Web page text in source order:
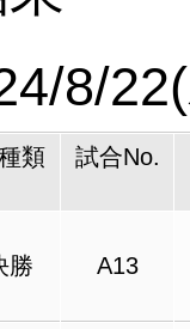
8/
類 試合No.
勝 A13